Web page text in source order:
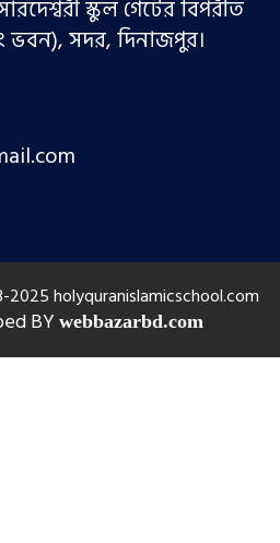
স্কুল গেটের বিপরীত
ভবন), সদর, দিনাজপুর।
holyquranislamicschool.com
BY webbazarbd.com